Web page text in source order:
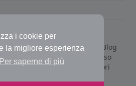
i cookie per
la migliore esperienza
Per saperne di più
Bakeca Social
Annunci Mercatino
Blog
Privacy Policy
Condizioni d'uso
PRO
Sviluppatori